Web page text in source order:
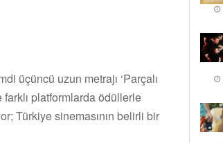
üçüncü uzun metrajı ‘Parçalı
farklı platformlarda ödüllerle
Türkiye sinemasının belirli bir